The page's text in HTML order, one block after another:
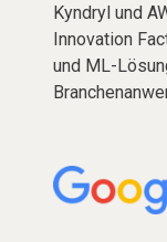
Kyndryl und
Innovation
und ML-